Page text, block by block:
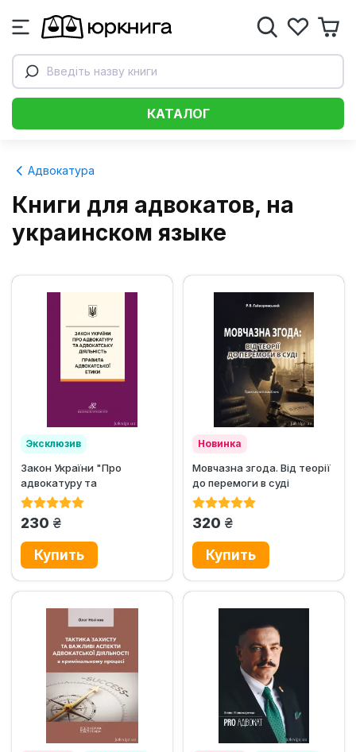
Введіть назву книги
КАТАЛОГ
Адвокатура
Книги для адвокатов, на
украинском языке
Эксклюзив
Закон України "Про
адвокатуру та
адвокатську діяльність"....
230 грн.
Новинка
Мовчазна згода. Від теорії
до перемоги в суді
320 грн.